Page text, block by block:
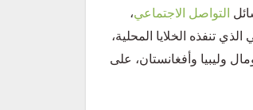
التواصل الاجتماعي،
وخطورة الإرهاب المحلي الذي تنفذه الخلايا المحلية،
وليبيا وأفغانستان، على